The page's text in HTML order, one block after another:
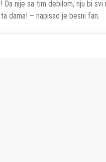
Da nije sa tim debilom, nju bi svi
dama! – napisao je besni fan.